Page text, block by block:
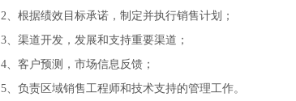
2、根据绩效目标承诺，制定并执行销售计划；
3、渠道开发，发展和支持重要渠道；
4、客户预测，市场信息反馈；
5、负责区域销售工程师和技术支持的管理工作。